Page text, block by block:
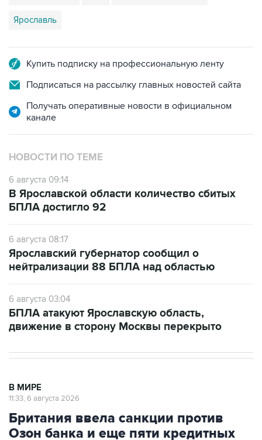
Ярославль
Купить подписку на профессиональную ленту
Подписаться на рассылку главных новостей сайта
Получать оперативные новости в официальном
канале
НОВОСТИ ПО ТЕМЕ
6 августа 09:14
В Ярославской области количество сбитых
БПЛА достигло 92
6 августа 08:17
Ярославский губернатор сообщил о
нейтрализации 88 БПЛА над областью
6 августа 03:04
БПЛА атакуют Ярославскую область,
движение в сторону Москвы перекрыто
В МИРЕ
11:33, 6 августа 2026
Британия ввела санкции против
Озон банка и еще пяти кредитных